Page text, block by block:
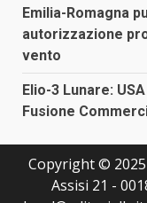
Emilia-Romagna
autorizzazione
vento
Elio-3 Lunare:
Fusione
Copyright © 2025
Assisi 21 -